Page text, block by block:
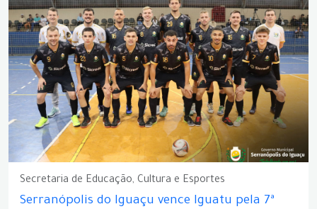
Secretaria de Educação, Cultura e Esportes
Serranópolis do Iguaçu vence Iguatu pela 7ª